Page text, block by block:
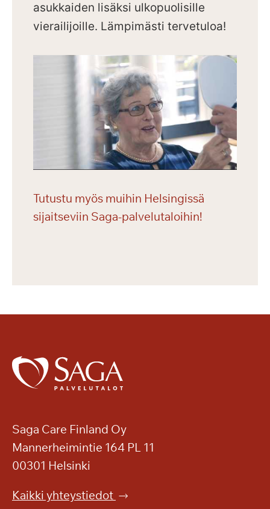
asukkaiden lisäksi ulkopuolisille
vierailijoille. Lämpimästi tervetuloa!
Tutustu myös muihin Helsingissä
sijaitseviin Saga-palvelutaloihin!
Saga Care Finland Oy
Mannerheimintie 164 PL 11
00301 Helsinki
Kaikki yhteystiedot